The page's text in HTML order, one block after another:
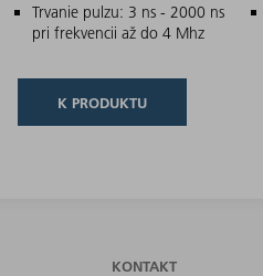
Trvanie pulzu: 3 ns - 2000 ns
pri frekvencii až do 4 Mhz
K PRODUKTU
KONTAKT